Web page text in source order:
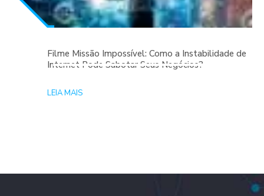
Filme Missão Impossível: Como a Instabilidade de
Internet Pode Sabotar Seus Negócios?
LEIA MAIS